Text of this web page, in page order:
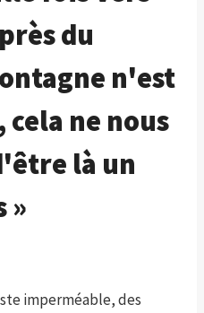
du
n'est
cela ne nous
là un
»
imperméable, des